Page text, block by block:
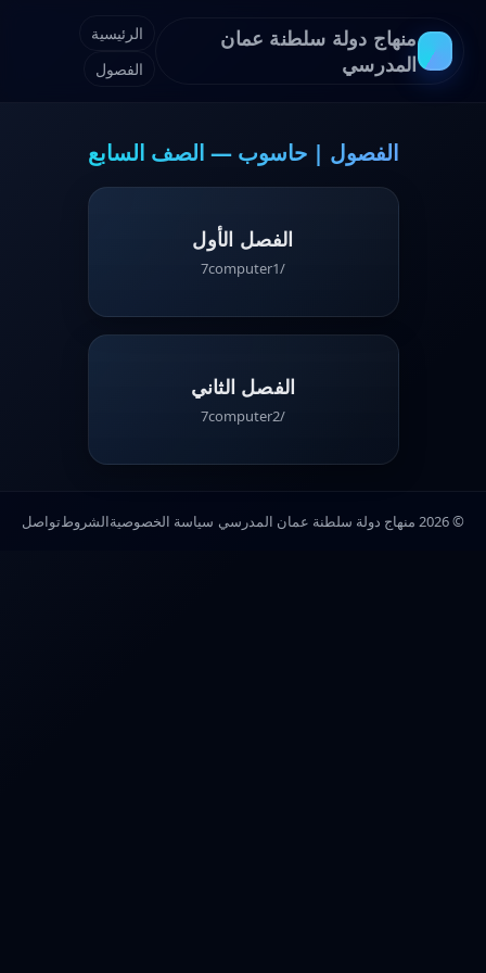
منهاج دولة سلطنة عمان
المدرسي
الرئيسية
الفصول
الفصول | حاسوب — الصف السابع
الفصل الأول
/7computer1
الفصل الثاني
/7computer2
© 2026 منهاج دولة سلطنة عمان المدرسي سياسة الخصوصيةالشروطتواصل